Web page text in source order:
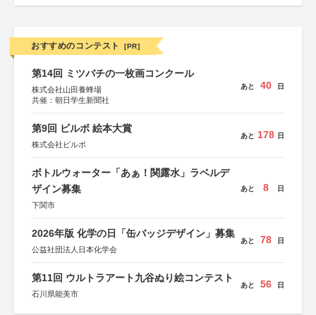
おすすめのコンテスト [PR]
第14回 ミツバチの一枚画コンクール
株式会社山田養蜂場
共催：朝日学生新聞社
あと 40 日
第9回 ビルボ 絵本大賞
株式会社ビルボ
あと 178 日
ボトルウォーター「あぁ！関露水」ラベルデ
ザイン募集
下関市
あと 8 日
2026年版 化学の日「缶バッジデザイン」募集
公益社団法人日本化学会
あと 78 日
第11回 ウルトラアート九谷ぬり絵コンテスト
石川県能美市
あと 56 日